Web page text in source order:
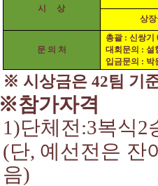
시 상
상장
문 의 처
총괄 : 신쌍기
대회문의 : 설
입금문의 : 박
※ 시상금은 42팀 기
※참가자격
1)단체전:3복식2
(단, 예선전은 잔
음)